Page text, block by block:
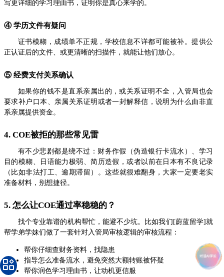
写更详细的学习理由书，证明你是真心来学的。
④ 学历文件有疑问
证书模糊，成绩单不正规，学校信息不详都可能被补。提供公
正认证后的文件、或更清晰的扫描件，就能让他们放心。
⑤ 经费支付关系确认
如果你的钱不是直系亲属出的，或关系证明不全，入管局也会
要求补户口本、亲属关系证明或者一封解释信，说明为什么由非直
系亲属提供资金。
4. COE被拒的那些常见雷
有不少悲剧都是绕不过：财务作假（伪造银行卡流水）、学习
目的模糊、日语能力极弱、简历造假，或者以前在日本有不良记录
（比如非法打工、逾期滞留）。这些就很难翻身，大家一定要老实
准备材料，别想捷径。
5. 怎么让COE通过率稳稳的？
找个专业靠谱的机构帮忙，能避不少坑。比如我们[蔚蓝留学]就
帮学弟学妹们做了一套针对入管局审核逻辑的审核流程：
帮你仔细查财务资料，找隐患
指导怎么准备流水，避免突然大额转账被怀疑
帮你润色学习理由书，让动机更信服